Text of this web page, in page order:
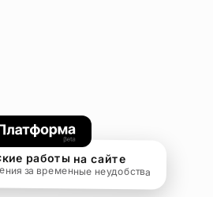
работы на сайте
за временные неудобства